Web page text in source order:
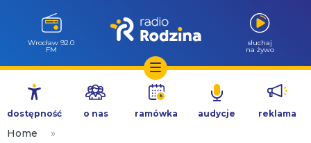
Przejdź
treści
Wrocław 92.0
FM
słuchaj
na żywo
dostępność o nas ramówka audycje reklama
Home »